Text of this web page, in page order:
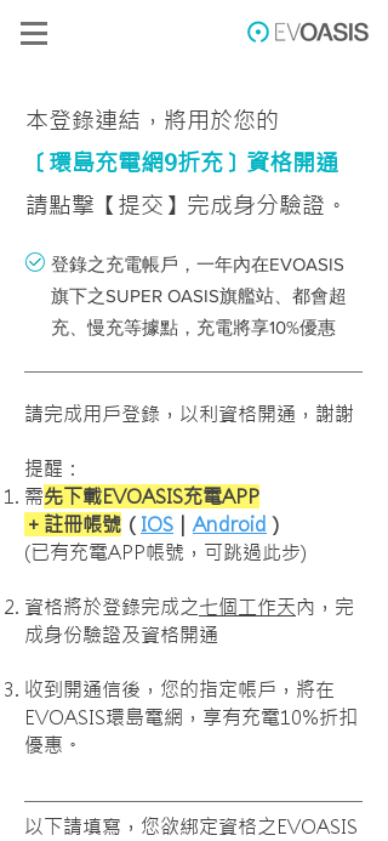
本登錄連結，將用於您的
〔環島充電網9折充〕資格開通
請點擊【提交】完成身分驗證。
登錄之充電帳戶，一年內在EVOASIS
旗下之SUPER OASIS旗艦站、都會超
充、慢充等據點，充電將享10%優惠
請完成用戶登錄，以利資格開通，謝謝
提醒：
需先下載EVOASIS充電APP
＋註冊帳號 （ IOS ｜Android ）
(已有充電APP帳號，可跳過此步)
資格將於登錄完成之七個工作天內，完
成身份驗證及資格開通
收到開通信後，您的指定帳戶，將在
EVOASIS環島電網，享有充電10%折扣
優惠。
以下請填寫，您欲綁定資格之EVOASIS